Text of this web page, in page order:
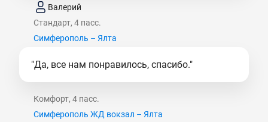
Валерий
Стандарт, 4 пасс.
Симферополь – Ялта
"Да, все нам понравилось, спасибо."
Комфорт, 4 пасс.
Симферополь ЖД вокзал – Ялта